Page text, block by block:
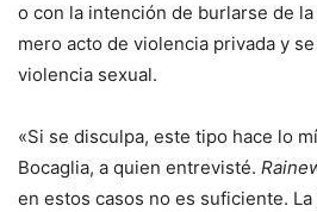
o con la intención de burlarse de
mero acto de violencia privada y
violencia sexual.
«Si se disculpa, este tipo hace lo
Bocaglia, a quien entrevisté.
en estos casos no es suficiente.